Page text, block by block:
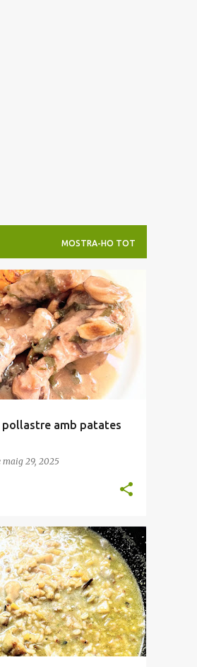
MOSTRA-HO TOT
amb patates
maig 29, 2025
PATATES
PLAT ÚNIC